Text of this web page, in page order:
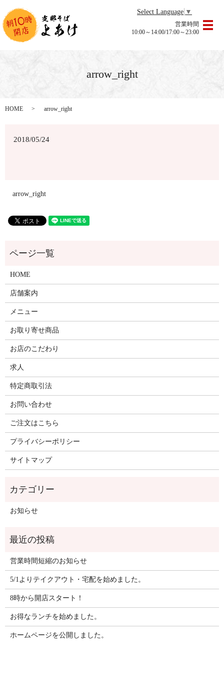
メ
営業時間
10:00～14:00/17:00～23:00
Select Language ▼
arrow_right
HOME arrow_right
2018/05/24
arrow_right
HOME
店舗案内
メニュー
お取り寄せ商品
お店のこだわり
求人
特定商取引法
お問い合わせ
ご注文はこちら
プライバシーポリシー
サイトマップ
お知らせ
営業時間短縮のお知らせ
5/1よりテイクアウト・宅配を始めました。
8時から開店スタート！
お得なランチを始めました。
ホームページを公開しました。